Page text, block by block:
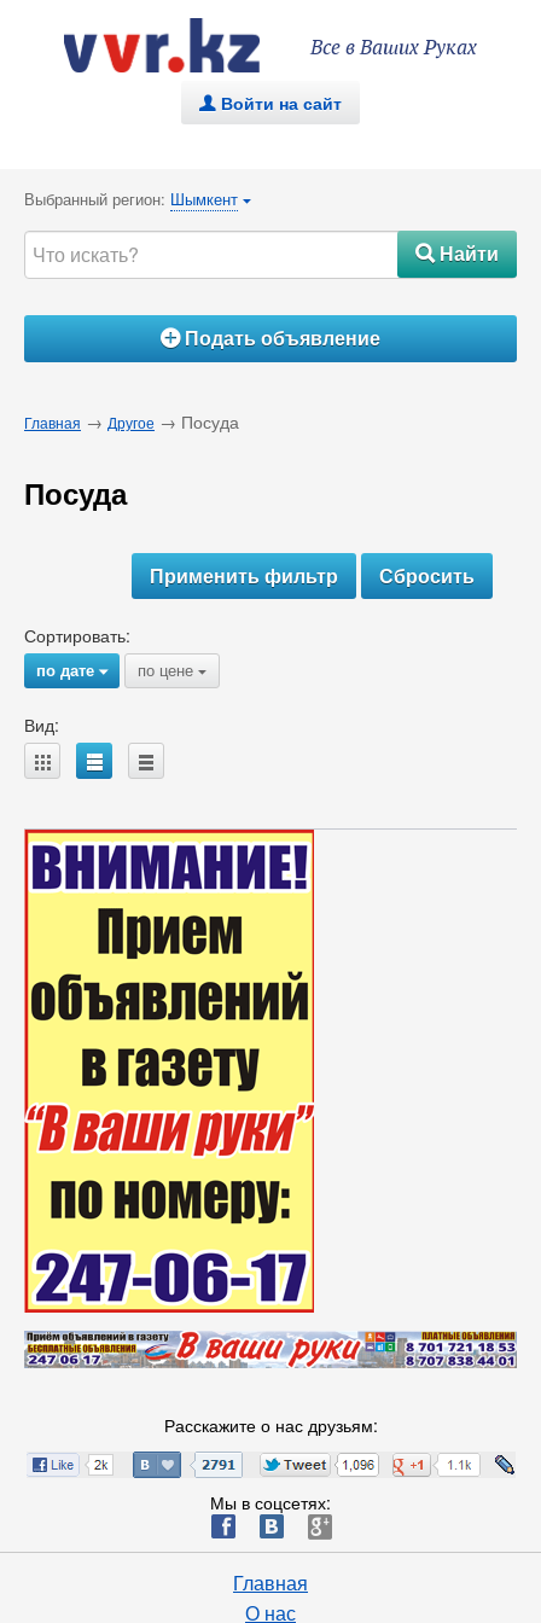
Все в Ваших Руках
. Войти на сайт
Выбранный регион: Шымкент {
#Найти
ÁПодать объявление
Главная → Другое → Посуда
Посуда
Сортировать:
по дате{ по цене {
Вид:
A B C
Расскажите о нас друзьям:
Мы в соцсетях:
ä æ è
Главная
О нас